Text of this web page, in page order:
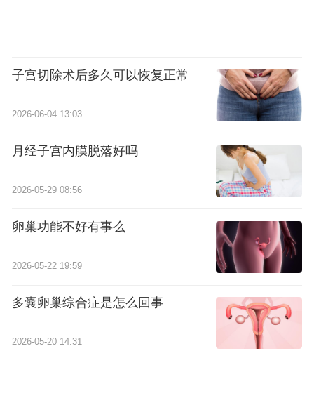
子宫切除术后多久可以恢复正常
2026-06-04 13:03
月经子宫内膜脱落好吗
2026-05-29 08:56
卵巢功能不好有事么
2026-05-22 19:59
多囊卵巢综合症是怎么回事
2026-05-20 14:31